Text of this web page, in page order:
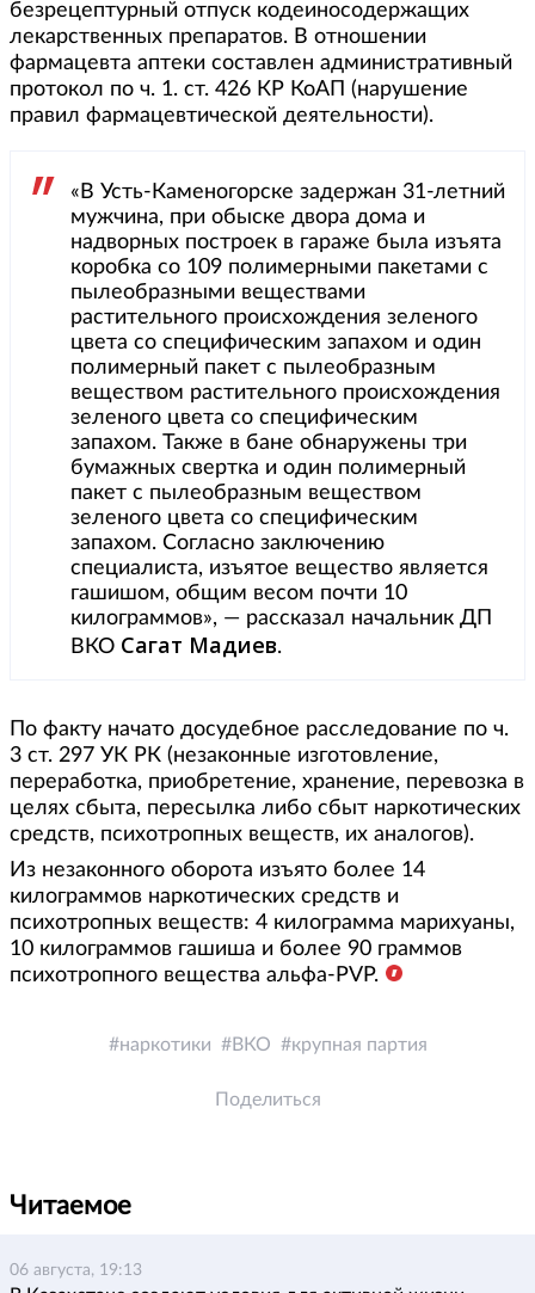
безрецептурный отпуск кодеиносодержащих
лекарственных препаратов. В отношении
фармацевта аптеки составлен административный
протокол по ч. 1. ст. 426 КР КоАП (нарушение
правил фармацевтической деятельности).
«В Усть-Каменогорске задержан 31-летний
мужчина, при обыске двора дома и
надворных построек в гараже была изъята
коробка со 109 полимерными пакетами с
пылеобразными веществами
растительного происхождения зеленого
цвета со специфическим запахом и один
полимерный пакет с пылеобразным
веществом растительного происхождения
зеленого цвета со специфическим
запахом. Также в бане обнаружены три
бумажных свертка и один полимерный
пакет с пылеобразным веществом
зеленого цвета со специфическим
запахом. Согласно заключению
специалиста, изъятое вещество является
гашишом, общим весом почти 10
килограммов», — рассказал начальник ДП
ВКО Сагат Мадиев.
По факту начато досудебное расследование по ч.
3 ст. 297 УК РК (незаконные изготовление,
переработка, приобретение, хранение, перевозка в
целях сбыта, пересылка либо сбыт наркотических
средств, психотропных веществ, их аналогов).
Из незаконного оборота изъято более 14
килограммов наркотических средств и
психотропных веществ: 4 килограмма марихуаны,
10 килограммов гашиша и более 90 граммов
психотропного вещества альфа-PVP.
наркотики ВКО крупная партия
Поделиться
Читаемое
06 августа, 19:13